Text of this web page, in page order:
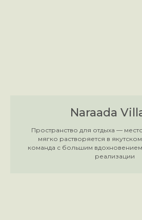
Naraada
Пространство для отдыха —
мягко растворяется в
команда с большим вдохновением
реализации